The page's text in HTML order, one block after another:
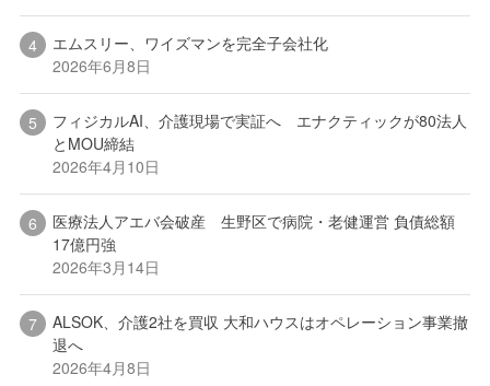
エムスリー、ワイズマンを完全子会社化
2026年6月8日
フィジカルAI、介護現場で実証へ エナクティックが80法人
とMOU締結
2026年4月10日
医療法人アエバ会破産 生野区で病院・老健運営 負債総額
17億円強
2026年3月14日
ALSOK、介護2社を買収 大和ハウスはオペレーション事業撤
退へ
2026年4月8日